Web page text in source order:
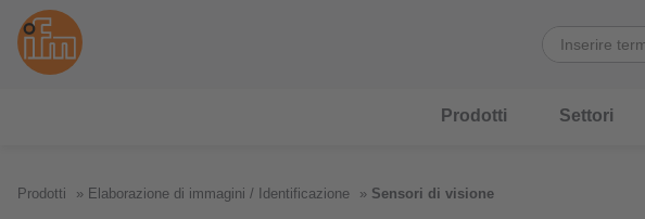
Prodotti Settori
Prodotti Elaborazione di immagini / Identificazione Sensori di visione